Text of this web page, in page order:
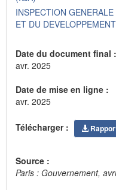
INSPECTION
ET DU
Date du document final :
avr. 2025
Date de mise en ligne :
avr. 2025
Télécharger :
Source :
Paris : Gouvernement,